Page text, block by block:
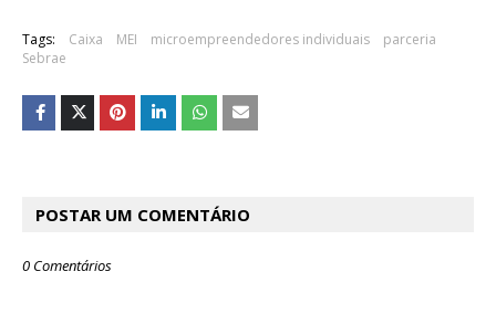
Tags: Caixa MEI microempreendedores individuais
parceria
Sebrae
POSTAR UM COMENTÁRIO
0 Comentários